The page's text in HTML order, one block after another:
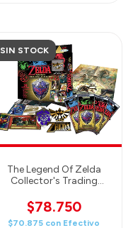
SIN STOCK
The Legend Of Zelda
Collector's Trading
of 6 cards each / Poster /
Foil Card / Collector Pin /
$78.750
$70.875 con Efectivo